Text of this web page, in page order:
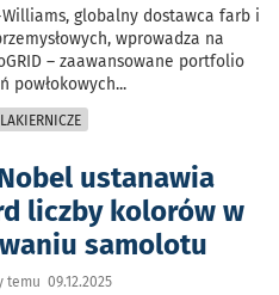
globalny dostawca farb i
wprowadza na
– zaawansowane portfolio
powłokowych...
ustanawia
liczby kolorów w
samolotu
temu 09.12.2025